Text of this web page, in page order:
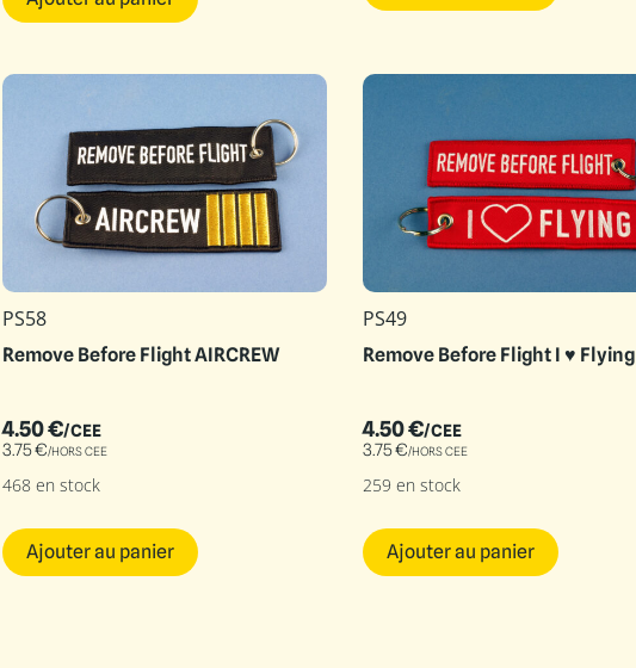
PS58
Remove Before Flight AIRCREW
4.50€/CEE
3.75€/HORS CEE
468 en stock
Ajouter au panier
PS49
Remove Before Flight I ♥ Flying
4.50€/CEE
3.75€/HORS CEE
259 en stock
Ajouter au panier